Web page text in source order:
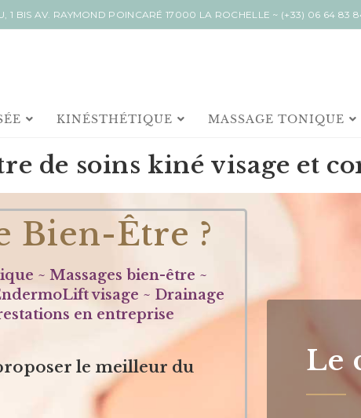
1 BIS AV. RAYMOND POINCARÉ 17000 LA ROCHELLE ~ (+33) 06 64 83
KINÉSTHÉTIQUE MASSAGE TONIQUE
de soins kiné visage et
Bien-Être ?
~ Massages bien-être ~
visage ~ Drainage
en entreprise
le meilleur du
Le